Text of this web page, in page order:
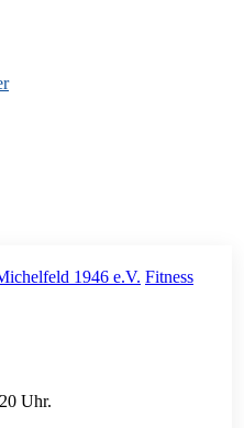
1946 e.V. Fitness
Uhr.